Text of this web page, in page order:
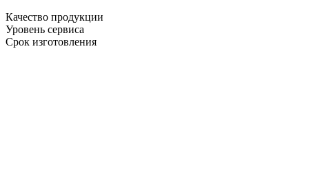
Качество продукции
Уровень сервиса
Срок изготовления